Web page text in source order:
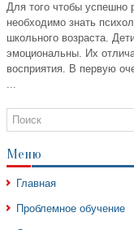
Для того чтобы успешно
необходимо знать
школьного возраста.
эмоциональны. Их
восприятия. В первую
...
Меню
Главная
Проблемное обучение